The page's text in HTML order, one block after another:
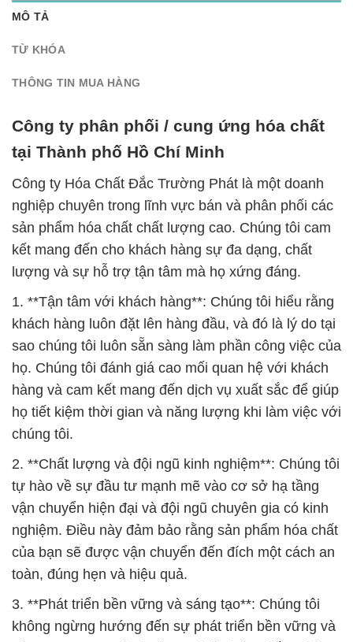
MÔ TẢ
TỪ KHÓA
THÔNG TIN MUA HÀNG
Công ty phân phối / cung ứng hóa chất
tại Thành phố Hồ Chí Minh
Công ty Hóa Chất Đắc Trường Phát là một doanh
nghiệp chuyên trong lĩnh vực bán và phân phối các
sản phẩm hóa chất chất lượng cao. Chúng tôi cam
kết mang đến cho khách hàng sự đa dạng, chất
lượng và sự hỗ trợ tận tâm mà họ xứng đáng.
1. **Tận tâm với khách hàng**: Chúng tôi hiểu rằng
khách hàng luôn đặt lên hàng đầu, và đó là lý do tại
sao chúng tôi luôn sẵn sàng làm phần công việc của
họ. Chúng tôi đánh giá cao mối quan hệ với khách
hàng và cam kết mang đến dịch vụ xuất sắc để giúp
họ tiết kiệm thời gian và năng lượng khi làm việc với
chúng tôi.
2. **Chất lượng và đội ngũ kinh nghiệm**: Chúng tôi
tự hào về sự đầu tư mạnh mẽ vào cơ sở hạ tầng
vận chuyển hiện đại và đội ngũ chuyên gia có kinh
nghiệm. Điều này đảm bảo rằng sản phẩm hóa chất
của bạn sẽ được vận chuyển đến đích một cách an
toàn, đúng hẹn và hiệu quả.
3. **Phát triển bền vững và sáng tạo**: Chúng tôi
không ngừng hướng đến sự phát triển bền vững và